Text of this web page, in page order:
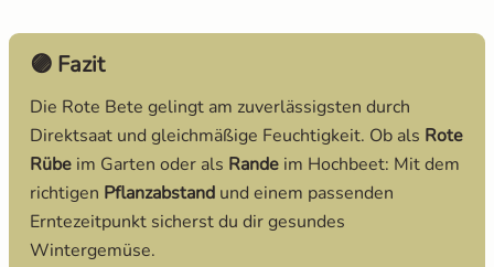
🟣 Fazit
Die Rote Bete gelingt am zuverlässigsten durch
Direktsaat und gleichmäßige Feuchtigkeit. Ob als Rote
Rübeim Garten oder als Randeim Hochbeet: Mit dem
richtigen Pflanzabstandund einem passenden
Erntezeitpunkt sicherst du dir gesundes
Wintergemüse.